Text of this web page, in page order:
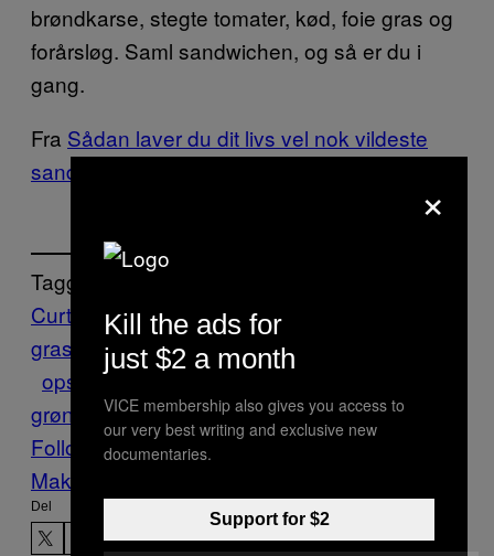
brøndkarse, stegte tomater, kød, foie gras og
forårsløg. Saml sandwichen, og så er du i
gang.
Fra Sådan laver du dit livs vel nok vildeste
sandwich
Tagget:
Curtis Stone
foie
gras
Food mayonnaise Munchies
opskrifter
Sandwich
grønne tomater weekend
Follow Us On Discover
Make Us Preferred In Top Stories
Del
×
Kill the ads for
just $2 a month
VICE membership also gives you access to
our very best writing and exclusive new
documentaries.
Support for $2